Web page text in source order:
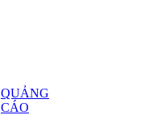
QUẢNG
CÁO